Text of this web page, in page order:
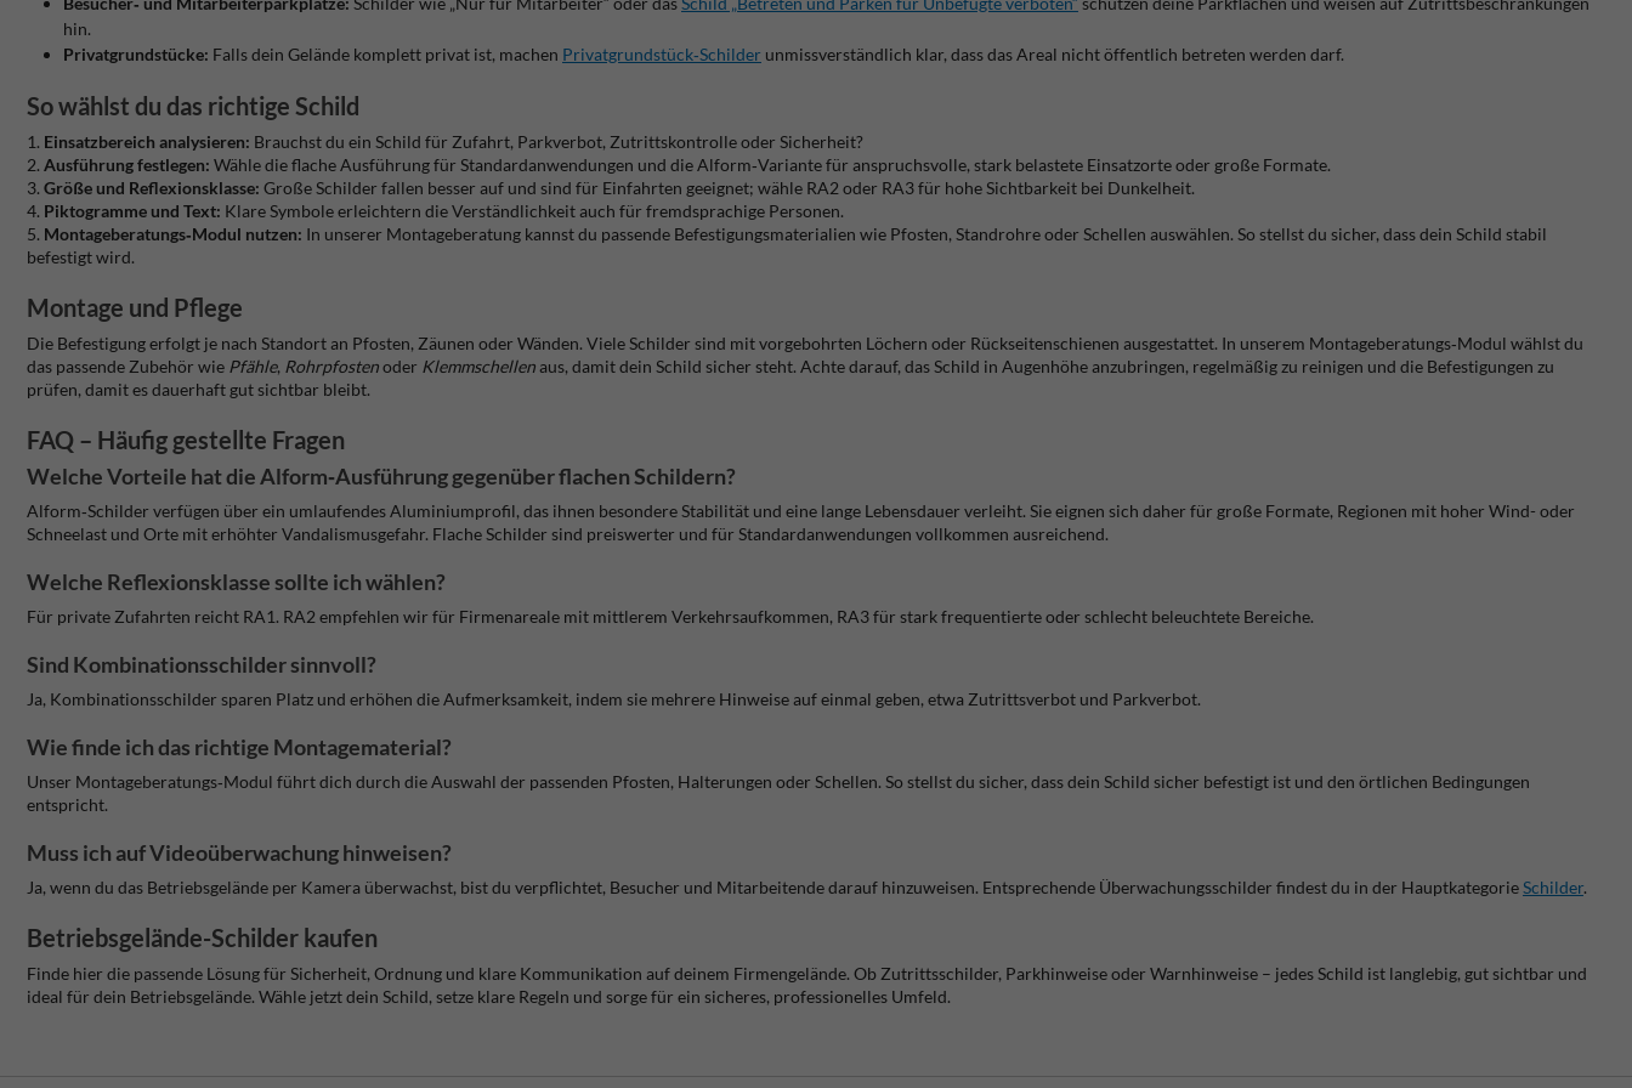
hin.
Privatgrundstücke: Falls dein Gelände komplett privat ist, machen Privatgrundstück‑Schilder unmissverständlich klar, dass das Areal nicht öffentlich betreten werden darf.
So wählst du das richtige Schild
1. Einsatzbereich analysieren: Brauchst du ein Schild für Zufahrt, Parkverbot, Zutrittskontrolle oder Sicherheit?
2. Ausführung festlegen: Wähle die flache Ausführung für Standardanwendungen und die Alform‑Variante für anspruchsvolle, stark belastete Einsatzorte oder große Formate.
3. Größe und Reflexionsklasse: Große Schilder fallen besser auf und sind für Einfahrten geeignet; wähle RA2 oder RA3 für hohe Sichtbarkeit bei Dunkelheit.
4. Piktogramme und Text: Klare Symbole erleichtern die Verständlichkeit auch für fremdsprachige Personen.
5. Montageberatungs‑Modul nutzen: In unserer Montageberatung kannst du passende Befestigungsmaterialien wie Pfosten, Standrohre oder Schellen auswählen. So stellst du sicher, dass dein Schild stabil
befestigt wird.
Montage und Pflege
Die Befestigung erfolgt je nach Standort an Pfosten, Zäunen oder Wänden. Viele Schilder sind mit vorgebohrten Löchern oder Rückseitenschienen ausgestattet. In unserem Montageberatungs‑Modul wählst du
das passende Zubehör wie Pfähle, Rohrpfostenoder Klemmschellenaus, damit dein Schild sicher steht. Achte darauf, das Schild in Augenhöhe anzubringen, regelmäßig zu reinigen und die Befestigungen zu
prüfen, damit es dauerhaft gut sichtbar bleibt.
FAQ – Häufig gestellte Fragen
Welche Vorteile hat die Alform‑Ausführung gegenüber flachen Schildern?
Alform‑Schilder verfügen über ein umlaufendes Aluminiumprofil, das ihnen besondere Stabilität und eine lange Lebensdauer verleiht. Sie eignen sich daher für große Formate, Regionen mit hoher Wind- oder
Schneelast und Orte mit erhöhter Vandalismusgefahr. Flache Schilder sind preiswerter und für Standardanwendungen vollkommen ausreichend.
Welche Reflexionsklasse sollte ich wählen?
Für private Zufahrten reicht RA1. RA2 empfehlen wir für Firmenareale mit mittlerem Verkehrsaufkommen, RA3 für stark frequentierte oder schlecht beleuchtete Bereiche.
Sind Kombinationsschilder sinnvoll?
Ja, Kombinationsschilder sparen Platz und erhöhen die Aufmerksamkeit, indem sie mehrere Hinweise auf einmal geben, etwa Zutrittsverbot und Parkverbot.
Wie finde ich das richtige Montagematerial?
Unser Montageberatungs‑Modul führt dich durch die Auswahl der passenden Pfosten, Halterungen oder Schellen. So stellst du sicher, dass dein Schild sicher befestigt ist und den örtlichen Bedingungen
entspricht.
Muss ich auf Videoüberwachung hinweisen?
Ja, wenn du das Betriebsgelände per Kamera überwachst, bist du verpflichtet, Besucher und Mitarbeitende darauf hinzuweisen. Entsprechende Überwachungsschilder findest du in der HauptkategorieSchilder.
Betriebsgelände-Schilder kaufen
Finde hier die passende Lösung für Sicherheit, Ordnung und klare Kommunikation auf deinem Firmengelände. Ob Zutrittsschilder, Parkhinweise oder Warnhinweise – jedes Schild ist langlebig, gut sichtbar und
ideal für dein Betriebsgelände. Wähle jetzt dein Schild, setze klare Regeln und sorge für ein sicheres, professionelles Umfeld.